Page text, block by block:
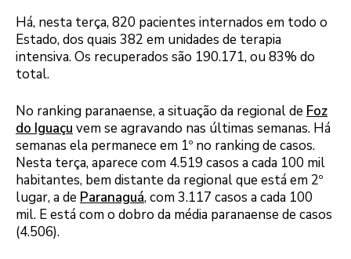
Há, nesta terça, 820 pacientes internados em todo o
Estado, dos quais 382 em unidades de terapia
intensiva. Os recuperados são 190.171, ou 83% do
total.
No ranking paranaense, a situação da regional de Foz
do Iguaçu vem se agravando nas últimas semanas. Há
semanas ela permanece em 1º no ranking de casos.
Nesta terça, aparece com 4.519 casos a cada 100 mil
habitantes, bem distante da regional que está em 2º
lugar, a de Paranaguá, com 3.117 casos a cada 100
mil. E está com o dobro da média paranaense de casos
(4.506).